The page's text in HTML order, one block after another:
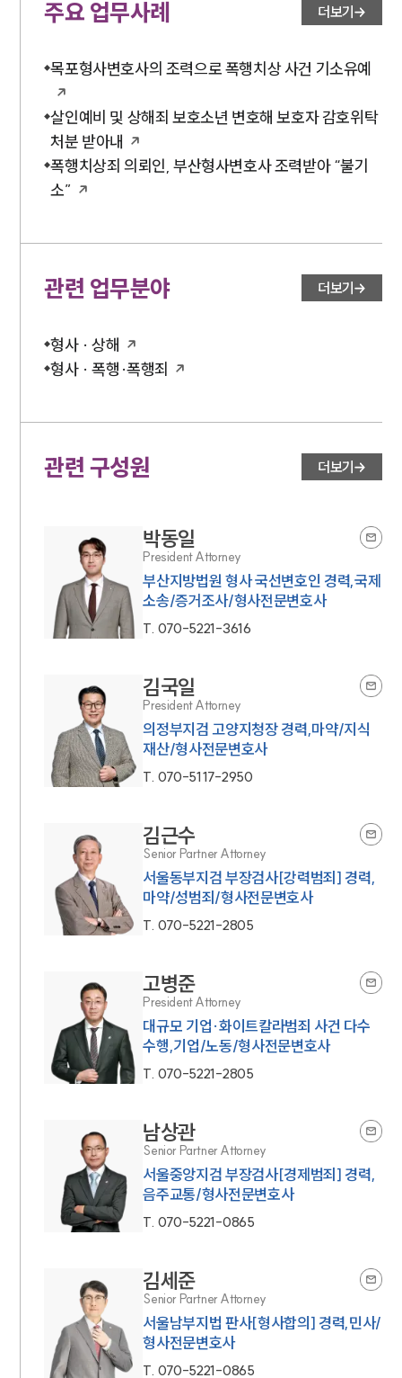
주요 업무사례 더보기
목포형사변호사의 조력으로 폭행치상 사건 기소유예
살인예비 및 상해죄 보호소년 변호해 보호자 감호위탁
처분 받아내
폭행치상죄 의뢰인, 부산형사변호사 조력받아 “불기
소”
관련 업무분야 더보기
형사 · 상해
형사 · 폭행·폭행죄
관련 구성원 더보기
박동일
President Attorney
부산지방법원 형사 국선변호인 경력,국제
소송/증거조사/형사전문변호사
T. 070-5221-3616
김국일
President Attorney
의정부지검 고양지청장 경력,마약/지식
재산/형사전문변호사
T. 070-5117-2950
김근수
Senior Partner Attorney
서울동부지검 부장검사[강력범죄] 경력,
마약/성범죄/형사전문변호사
T. 070-5221-2805
고병준
President Attorney
대규모 기업·화이트칼라범죄 사건 다수
수행,기업/노동/형사전문변호사
T. 070-5221-2805
남상관
Senior Partner Attorney
서울중앙지검 부장검사[경제범죄] 경력,
음주교통/형사전문변호사
T. 070-5221-0865
김세준
Senior Partner Attorney
서울남부지법 판사[형사합의] 경력,민사/
형사전문변호사
T. 070-5221-0865